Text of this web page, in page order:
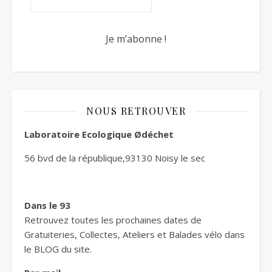
NOUS RETROUVER
Laboratoire Ecologique Ødéchet
56 bvd de la république,93130 Noisy le sec
Dans le 93
Retrouvez toutes les prochaines dates de
Gratuiteries, Collectes, Ateliers et Balades vélo dans
le BLOG du site.